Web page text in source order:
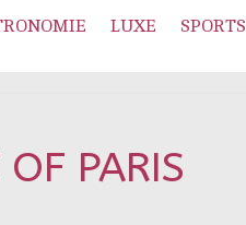
LUXE SPORTS
PARIS